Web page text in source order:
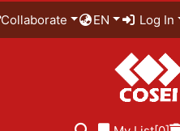
Collaborate EN Log In